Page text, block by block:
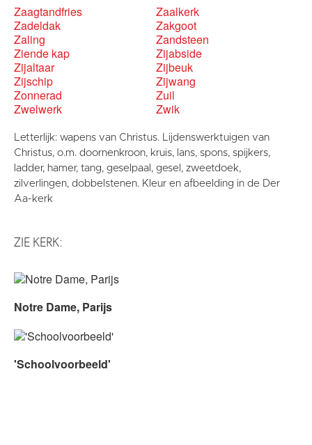
Zaagtandfries
Zaalkerk
Zadeldak
Zakgoot
Zaling
Zandsteen
Ziende kap
Zijabside
Zijaltaar
Zijbeuk
Zijschip
Zijwang
Zonnerad
Zuil
Zwelwerk
Zwik
Letterlijk: wapens van Christus. Lijdenswerktuigen van
Christus, o.m. doornenkroon, kruis, lans, spons, spijkers,
ladder, hamer, tang, geselpaal, gesel, zweetdoek,
zilverlingen, dobbelstenen. Kleur en afbeelding in de Der
Aa-kerk
ZIE KERK:
Notre Dame, Parijs
'Schoolvoorbeeld'